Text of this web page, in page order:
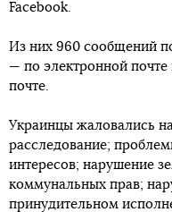
Facebook.
Из них 960 сообщений
— по электронной
почте.
Украинцы жаловались
расследование;
интересов; нарушение
коммунальных прав;
принудительном